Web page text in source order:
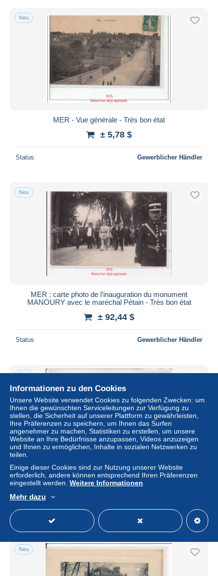
Neu
MER - Vue générale - Très bon état
± 5,78 $
Status Gewerblicher Händler
Neu
MER : carte photo de l'inauguration du monument
MANOURY avec le maréchal Pétain - Très bon état
± 92,44 $
Status Gewerblicher Händler
Neu
MER: le marché au beurre - Très bon état
Gewerblicher Händler
Neu
Informationen zu den Cookies
Unsere Website verwendet Cookies zu folgenden Zwecken: um
Ihnen die gewünschten Serviceleitungen zur Verfügung zu
stellen, die Sicherheit auf unserer Plattform zu gewährleisten,
Ihre Präferenzen zu speichern, um Ihnen das Surfen
angenehmer zu machen, Statistiken zu erstellen, um unsere
Website an Ihre Bedürfnisse anzupassen, Videos anzuzeigen
und Ihnen zu ermöglichen, Inhalte in sozialen Netzwerken zu
teilen.
Einige dieser Cookies sind zur Nutzung unserer Website
erforderlich, andere können entsprechend Ihren Präferenzen
eingestellt werden. Weitere Informationen
Mehr dazu